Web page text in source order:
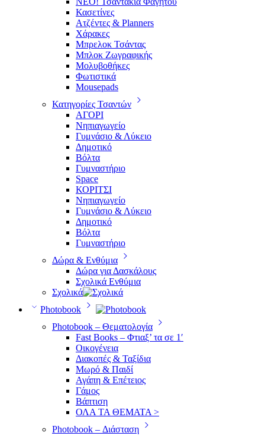
Κασετίνες
Ατζέντες & Planners
Χάρακες
Μπρελοκ Τσάντας
Μπλοκ Ζωγραφικής
Μολυβοθήκες
Φωτιστικά
Mousepads
Κατηγορίες Τσαντών
ΑΓΟΡΙ
Νηπιαγωγείο
Γυμνάσιο & Λύκειο
Δημοτικό
Βόλτα
Γυμναστήριο
Space
ΚΟΡΙΤΣΙ
Νηπιαγωγείο
Γυμνάσιο & Λύκειο
Δημοτικό
Βόλτα
Γυμναστήριο
Δώρα & Ενθύμια
Δώρα για Δασκάλους
Σχολικά Ενθύμια
Σχολικά
Photobook
Photobook – Θεματολογία
Fast Books – Φτιαξ’ τα σε 1′
Οικογένεια
Διακοπές & Ταξίδια
Μωρό & Παιδί
Αγάπη & Επέτειος
Γάμος
Βάπτιση
ΟΛΑ ΤΑ ΘΕΜΑΤΑ >
Photobook – Διάσταση